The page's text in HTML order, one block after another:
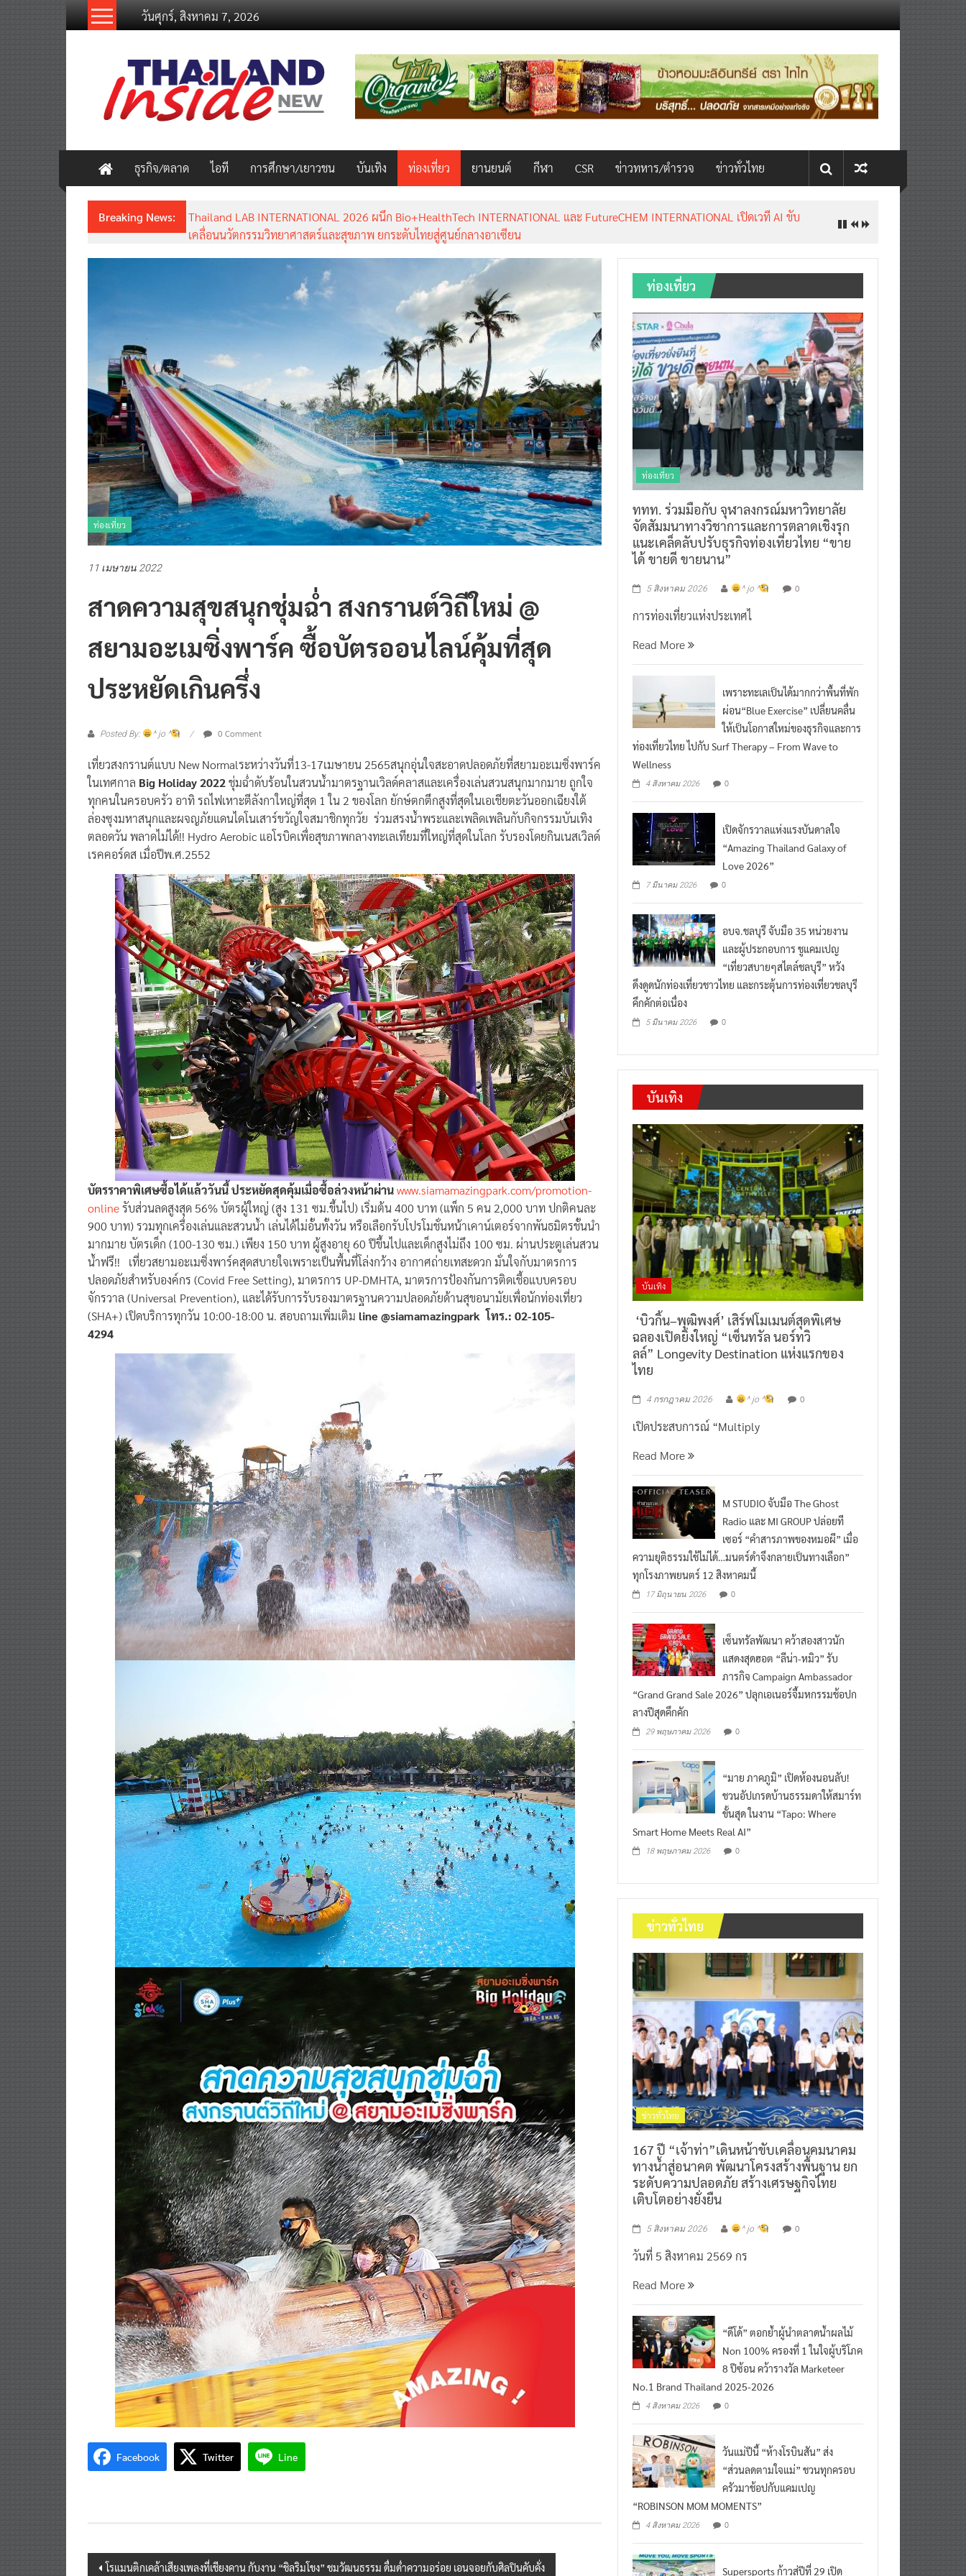
วันศุกร์, สิงหาคม 7, 2026
thailandinsidenew.com
Thailand
Inside
New
ธุรกิจ/ตลาด ไอที การศึกษา/เยาวชน บันเทิง ท่องเที่ยว ยานยนต์ กีฬา CSR ข่าวทหาร/ตำรวจ ข่าวทั่วไทย
Breaking News:
Thailand LAB INTERNATIONAL 2026 ผนึก Bio+HealthTech INTERNATIONAL และ FutureCHEM INTERNATIONAL เปิดเวที AI ขับ
เคลื่อนนวัตกรรมวิทยาศาสตร์และสุขภาพ ยกระดับไทยสู่ศูนย์กลางอาเซียน
ท่องเที่ยว
11 เมษายน 2022
สาดความสุขสนุกชุ่มฉ่ำ สงกรานต์วิถีใหม่ @
สยามอะเมซิ่งพาร์ค ซื้อบัตรออนไลน์คุ้มที่สุด
ประหยัดเกินครึ่ง
Posted By: ^ jo ^ 0 Comment
เที่ยวสงกรานต์แบบ New Normalระหว่างวันที่13-17เมษายน 2565สนุกอุ่นใจสะอาดปลอดภัยที่สยามอะเมซิ่งพาร์ค
ในเทศกาล Big Holiday 2022ชุ่มฉ่ำดับร้อนในสวนน้ำมาตรฐานเวิลด์คลาสและเครื่องเล่นสวนสนุกมากมาย ถูกใจ
ทุกคนในครอบครัว อาทิ รถไฟเหาะตีลังกาใหญ่ที่สุด 1 ใน 2 ของโลก ยักษ์ตกตึกสูงที่สุดในเอเชียตะวันออกเฉียงใต้
ล่องซุงมหาสนุกและผจญภัยแดนไดโนเสาร์ขวัญใจสมาชิกทุกวัย ร่วมสรงน้ำพระและเพลิดเพลินกับกิจกรรมบันเทิง
ตลอดวัน พลาดไม่ได้!! Hydro Aerobic แอโรบิคเพื่อสุขภาพกลางทะเลเทียมที่ใหญ่ที่สุดในโลก รับรองโดยกินเนสเวิลด์
เรคคอร์ดส เมื่อปีพ.ศ.2552
บัตรราคาพิเศษซื้อได้แล้ววันนี้ ประหยัดสุดคุ้มเมื่อซื้อล่วงหน้าผ่านwww.siamamazingpark.com/promotion-
onlineรับส่วนลดสูงสุด 56% บัตรผู้ใหญ่ (สูง 131 ซม.ขึ้นไป) เริ่มต้น 400 บาท (แพ็ก 5 คน 2,000 บาท ปกติคนละ
900 บาท) รวมทุกเครื่องเล่นและสวนน้ำ เล่นได้ไม่อั้นทั้งวัน หรือเลือกรับโปรโมชั่นหน้าเคาน์เตอร์จากพันธมิตรชั้นนำ
มากมาย บัตรเด็ก (100-130 ซม.) เพียง 150 บาท ผู้สูงอายุ 60 ปีขึ้นไปและเด็กสูงไม่ถึง 100 ซม. ผ่านประตูเล่นสวน
น้ำฟรี!! เที่ยวสยามอะเมซิ่งพาร์คสุดสบายใจเพราะเป็นพื้นที่โล่งกว้าง อากาศถ่ายเทสะดวก มั่นใจกับมาตรการ
ปลอดภัยสำหรับองค์กร (Covid Free Setting), มาตรการ UP-DMHTA, มาตรการป้องกันการติดเชื้อแบบครอบ
จักรวาล (Universal Prevention), และได้รับการรับรองมาตรฐานความปลอดภัยด้านสุขอนามัยเพื่อนักท่องเที่ยว
(SHA+) เปิดบริการทุกวัน 10:00-18:00 น. สอบถามเพิ่มเติม line @siamamazingpark โทร.: 02-105-
4294
Facebook Twitter Line
Post
โรแมนติกเคล้าเสียงเพลงที่เชียงคาน กับงาน “ชิลริมโขง” ชมวัฒนธรรม ดื่มด่ำความอร่อย เอนจอยกับศิลปินคับคั่ง
ท่องเที่ยว
ท่องเที่ยว
ททท. ร่วมมือกับ จุฬาลงกรณ์มหาวิทยาลัย
จัดสัมมนาทางวิชาการและการตลาดเชิงรุก
แนะเคล็ดลับปรับธุรกิจท่องเที่ยวไทย “ขาย
ได้ ขายดี ขายนาน”
5 สิงหาคม 2026 ^ jo ^ 0
การท่องเที่ยวแห่งประเทศไ
Read More
เพราะทะเลเป็นได้มากกว่าพื้นที่พัก
ผ่อน“Blue Exercise” เปลี่ยนคลื่น
ให้เป็นโอกาสใหม่ของธุรกิจและการ
ท่องเที่ยวไทย ไปกับ Surf Therapy – From Wave to
Wellness
4 สิงหาคม 2026 0
เปิดจักรวาลแห่งแรงบันดาลใจ
“Amazing Thailand Galaxy of
Love 2026”
7 มีนาคม 2026 0
อบจ.ชลบุรี จับมือ 35 หน่วยงาน
และผู้ประกอบการ ชูแคมเปญ
“เที่ยวสบายๆสไตล์ชลบุรี” หวัง
ดึงดูดนักท่องเที่ยวชาวไทย และกระตุ้นการท่องเที่ยวชลบุรี
คึกคักต่อเนื่อง
5 มีนาคม 2026 0
บันเทิง
บันเทิง
‘บิวกิ้น–พุฒิพงศ์’ เสิร์ฟโมเมนต์สุดพิเศษ
ฉลองเปิดยิ่งใหญ่ “เซ็นทรัล นอร์ทวิ
ลล์” Longevity Destination แห่งแรกของ
ไทย
4 กรกฎาคม 2026 ^ jo ^ 0
เปิดประสบการณ์ “Multiply
Read More
M STUDIO จับมือ The Ghost
Radio และ MI GROUP ปล่อยที
เซอร์ “คำสารภาพของหมอผี” เมื่อ
ความยุติธรรมใช้ไม่ได้…มนตร์ดำจึงกลายเป็นทางเลือก”
ทุกโรงภาพยนตร์ 12 สิงหาคมนี้
17 มิถุนายน 2026 0
เซ็นทรัลพัฒนา คว้าสองสาวนัก
แสดงสุดฮอต “ลีน่า-หมิว” รับ
ภารกิจ Campaign Ambassador
“Grand Grand Sale 2026” ปลุกเอเนอร์จี้มหกรรมช้อปก
ลางปีสุดคึกคัก
29 พฤษภาคม 2026 0
“มาย ภาคภูมิ” เปิดห้องนอนลับ!
ชวนอัปเกรดบ้านธรรมดาให้สมาร์ท
ขั้นสุด ในงาน “Tapo: Where
Smart Home Meets Real AI”
18 พฤษภาคม 2026 0
ข่าวทั่วไทย
ข่าวทั่วไทย
167 ปี “เจ้าท่า”เดินหน้าขับเคลื่อนคมนาคม
ทางน้ำสู่อนาคต พัฒนาโครงสร้างพื้นฐาน ยก
ระดับความปลอดภัย สร้างเศรษฐกิจไทย
เติบโตอย่างยั่งยืน
5 สิงหาคม 2026 ^ jo ^ 0
วันที่ 5 สิงหาคม 2569 กร
Read More
“ดีโด้” ตอกย้ำผู้นำตลาดน้ำผลไม้
Non 100% ครองที่ 1 ในใจผู้บริโภค
8 ปีซ้อน คว้ารางวัล Marketeer
No.1 Brand Thailand 2025-2026
4 สิงหาคม 2026 0
วันแม่ปีนี้ “ห้างโรบินสัน” ส่ง
“ส่วนลดตามใจแม่” ชวนทุกครอบ
ครัวมาช้อปกับแคมเปญ
“ROBINSON MOM MOMENTS”
4 สิงหาคม 2026 0
Supersports ก้าวสู่ปีที่ 29 เปิด